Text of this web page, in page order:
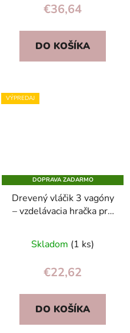
€36,64
DO KOŠÍKA
VÝPREDAJ
DOPRAVA ZADARMO
Drevený vláčik 3 vagóny
– vzdelávacia hračka pre
motoriky
Skladom (1 ks)
€22,62
DO KOŠÍKA